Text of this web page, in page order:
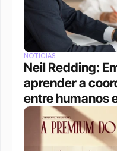
NOTÍCIAS
Neil Redding:
aprender a
entre humanos